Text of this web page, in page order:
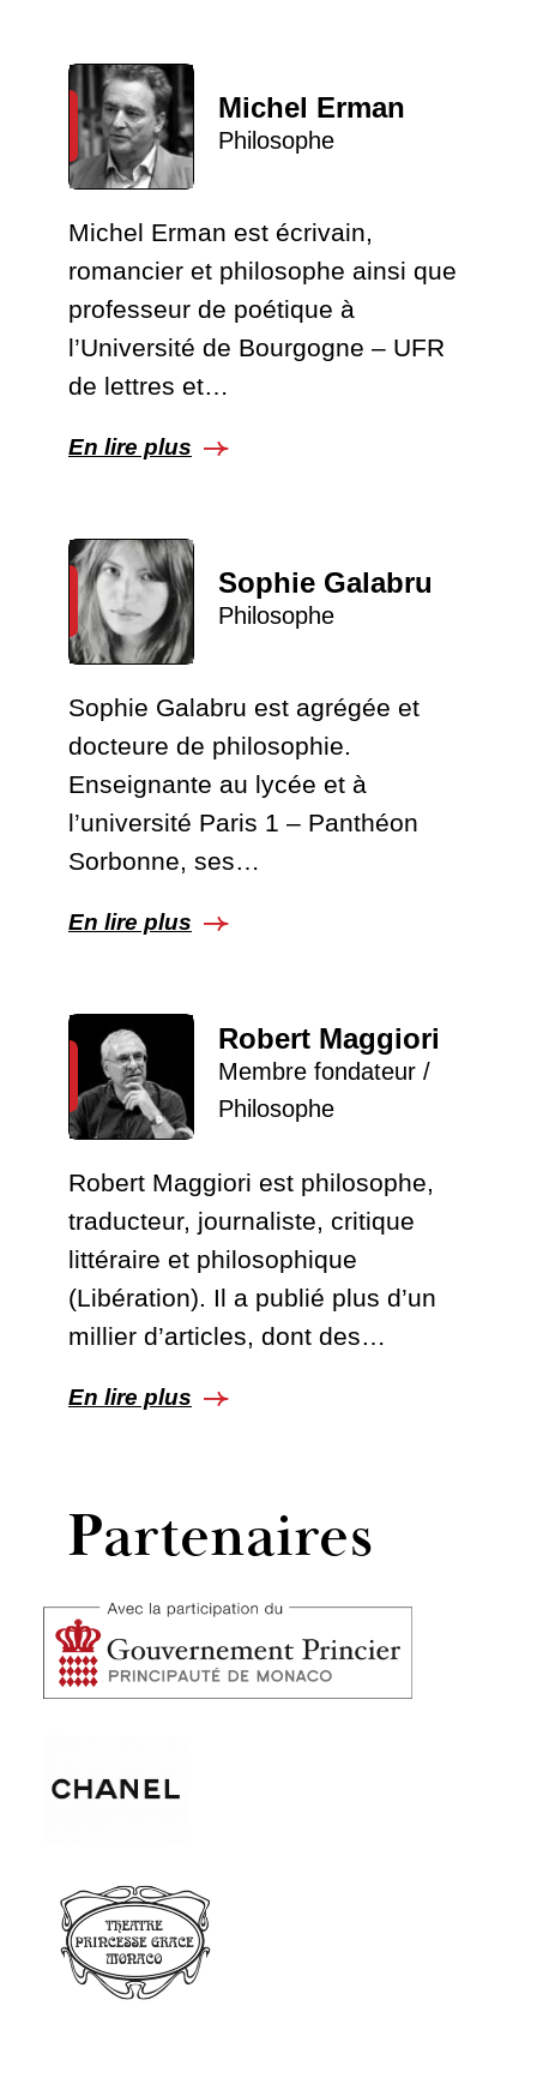
Michel Erman
Philosophe
Michel Erman est écrivain,
romancier et philosophe ainsi que
professeur de poétique à
l’Université de Bourgogne – UFR
de lettres et…
En lire plus
Sophie Galabru
Philosophe
Sophie Galabru est agrégée et
docteure de philosophie.
Enseignante au lycée et à
l’université Paris 1 – Panthéon
Sorbonne, ses…
En lire plus
Robert Maggiori
Membre fondateur /
Philosophe
Robert Maggiori est philosophe,
traducteur, journaliste, critique
littéraire et philosophique
(Libération). Il a publié plus d’un
millier d’articles, dont des…
En lire plus
Partenaires